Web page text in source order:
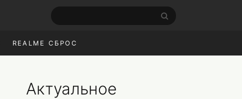
REALME СБРОС
Актуальное